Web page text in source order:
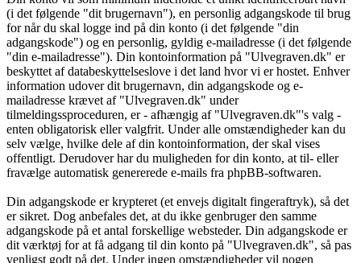
(i det følgende "dit brugernavn"), en personlig adgangskode til brug
for når du skal logge ind på din konto (i det følgende "din
adgangskode") og en personlig, gyldig e-mailadresse (i det følgende
"din e-mailadresse"). Din kontoinformation på "Ulvegraven.dk" er
beskyttet af databeskyttelseslove i det land hvor vi er hostet. Enhver
information udover dit brugernavn, din adgangskode og e-
mailadresse krævet af "Ulvegraven.dk" under
tilmeldingssproceduren, er - afhængig af "Ulvegraven.dk"'s valg -
enten obligatorisk eller valgfrit. Under alle omstændigheder kan du
selv vælge, hvilke dele af din kontoinformation, der skal vises
offentligt. Derudover har du muligheden for din konto, at til- eller
fravælge automatisk genererede e-mails fra phpBB-softwaren.
Din adgangskode er krypteret (et envejs digitalt fingeraftryk), så det
er sikret. Dog anbefales det, at du ikke genbruger den samme
adgangskode på et antal forskellige websteder. Din adgangskode er
dit værktøj for at få adgang til din konto på "Ulvegraven.dk", så pas
venligst godt på det. Under ingen omstændigheder vil nogen